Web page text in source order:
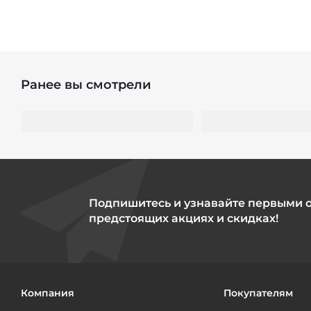
Ранее вы смотрели
Подпишитесь и узнавайте первыми
предстоящих акциях и скидках!
Компания Покупателям